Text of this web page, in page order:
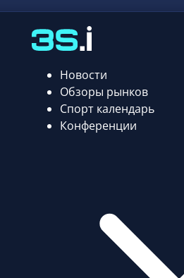
Новости
Обзоры рынков
Спорт календарь
Конференции